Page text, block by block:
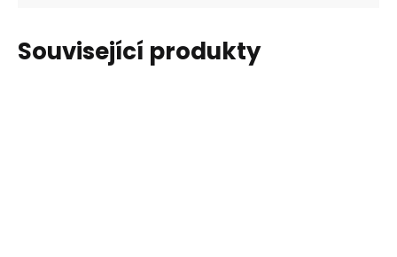
Související produkty